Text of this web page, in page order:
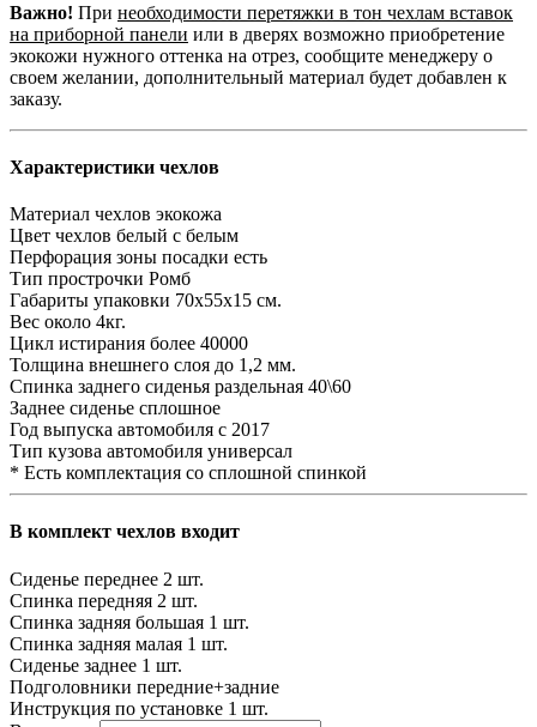
Важно! При необходимости перетяжки в тон чехлам вставок
на приборной панели или в дверях возможно приобретение
экокожи нужного оттенка на отрез, сообщите менеджеру о
своем желании, дополнительный материал будет добавлен к
заказу.
Характеристики чехлов
Материал чехлов экокожа
Цвет чехлов белый с белым
Перфорация зоны посадки есть
Тип прострочки Ромб
Габариты упаковки 70х55х15 см.
Вес около 4кг.
Цикл истирания более 40000
Толщина внешнего слоя до 1,2 мм.
Спинка заднего сиденья раздельная 40\60
Заднее сиденье сплошное
Год выпуска автомобиля с 2017
Тип кузова автомобиля универсал
* Есть комплектация со сплошной спинкой
В комплект чехлов входит
Сиденье переднее 2 шт.
Спинка передняя 2 шт.
Спинка задняя большая 1 шт.
Спинка задняя малая 1 шт.
Сиденье заднее 1 шт.
Подголовники передние+задние
Инструкция по установке 1 шт.